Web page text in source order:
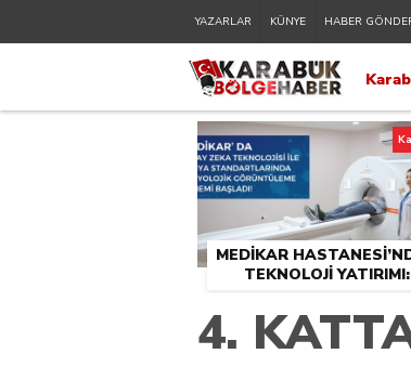
YAZARLAR KÜNYE HABER
MEDİKAR
TEKNOLOJİ YATIRIMI:
CİHAZLAR HİZMETE
4.